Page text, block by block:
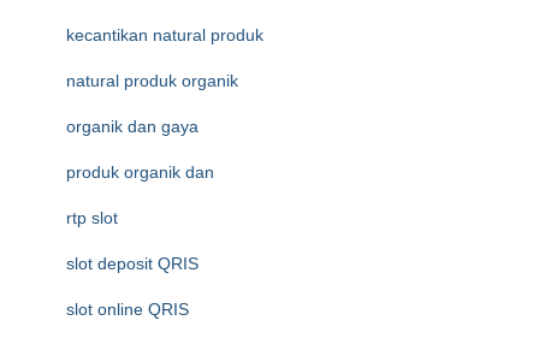
kecantikan natural produk
natural produk organik
organik dan gaya
produk organik dan
rtp slot
slot deposit QRIS
slot online QRIS